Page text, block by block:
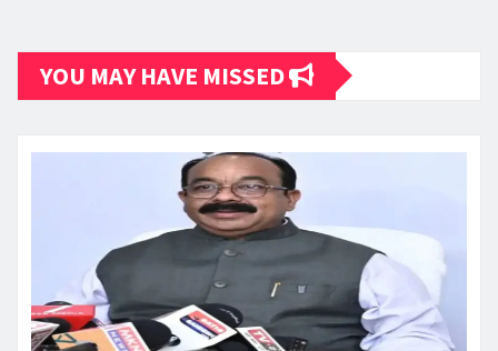
YOU MAY HAVE MISSED